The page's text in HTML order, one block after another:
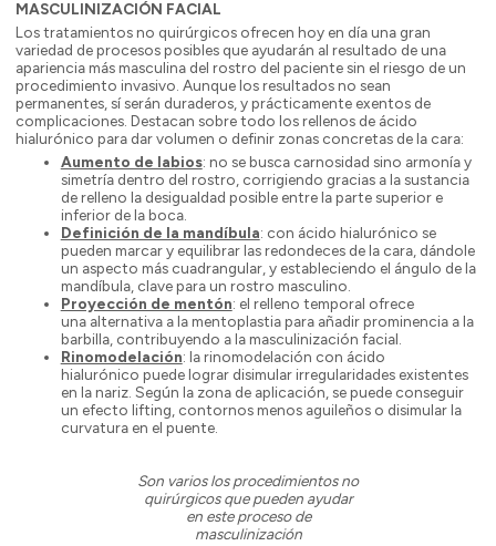
MASCULINIZACIÓN FACIAL
Los tratamientos no quirúrgicos ofrecen hoy en día una gran
variedad de procesos posibles que ayudarán al resultado de una
apariencia más masculina del rostro del paciente sin el riesgo de un
procedimiento invasivo. Aunque los resultados no sean
permanentes, sí serán duraderos, y prácticamente exentos de
complicaciones. Destacan sobre todo los rellenos de ácido
hialurónico para dar volumen o definir zonas concretas de la cara:
Aumento de labios: no se busca carnosidad sino armonía y
simetría dentro del rostro, corrigiendo gracias a la sustancia
de relleno la desigualdad posible entre la parte superior e
inferior de la boca.
Definición de la mandíbula: con ácido hialurónico se
pueden marcar y equilibrar las redondeces de la cara, dándole
un aspecto más cuadrangular, y estableciendo el ángulo de la
mandíbula, clave para un rostro masculino.
Proyección de mentón: el relleno temporal ofrece
una alternativa a la mentoplastia para añadir prominencia a la
barbilla, contribuyendo a la masculinización facial.
Rinomodelación: la rinomodelación con ácido
hialurónico puede lograr disimular irregularidades existentes
en la nariz. Según la zona de aplicación, se puede conseguir
un efecto lifting, contornos menos aguileños o disimular la
curvatura en el puente.
Son varios los procedimientos no
quirúrgicos que pueden ayudar
en este proceso de
masculinización